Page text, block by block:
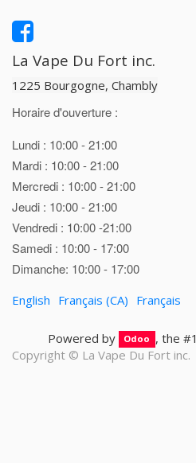
La Vape Du Fort inc.
1225 Bourgogne, Chambly
Horaire d'ouverture :
Lundi : 10:00 - 21:00
Mardi : 10:00 - 21:00
Mercredi : 10:00 - 21:00
Jeudi : 10:00 - 21:00
Vendredi : 10:00 -21:00
Samedi : 10:00 - 17:00
Dimanche: 10:00 - 17:00
English Français (CA) Français
Powered by Odoo , the #1
Copyright © La Vape Du Fort inc.